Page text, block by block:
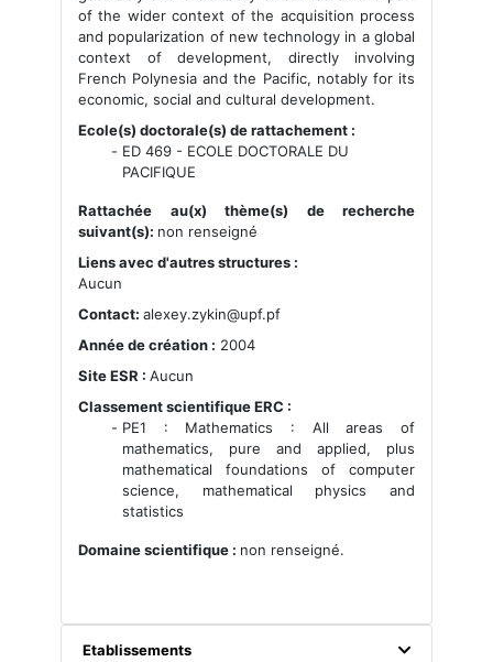
of the wider context of the acquisition process
and popularization of new technology in a global
context of development, directly involving
French Polynesia and the Pacific, notably for its
economic, social and cultural development.
Ecole(s) doctorale(s) de rattachement :
ED 469 - ECOLE DOCTORALE DU
PACIFIQUE
Rattachée au(x) thème(s) de recherche
suivant(s): non renseigné
Liens avec d'autres structures :
Aucun
Contact: alexey.zykin@upf.pf
Année de création : 2004
Site ESR : Aucun
Classement scientifique ERC :
PE1 : Mathematics : All areas of
mathematics, pure and applied, plus
mathematical foundations of computer
science, mathematical physics and
statistics
Domaine scientifique : non renseigné.
Etablissements